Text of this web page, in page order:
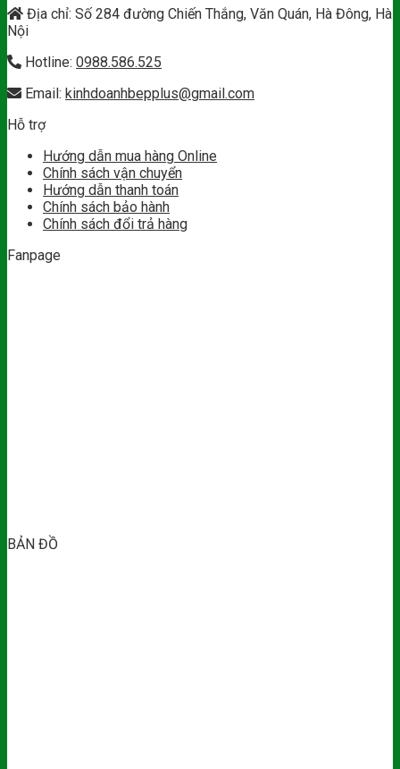
Địa chỉ: Số 284 đường Chiến Thắng, Văn Quán, Hà Đông, Hà
Nội
Hotline: 0988.586.525
Email: kinhdoanhbepplus@gmail.com
Hỗ trợ
Hướng dẫn mua hàng Online
Chính sách vận chuyển
Hướng dẫn thanh toán
Chính sách bảo hành
Chính sách đổi trả hàng
Fanpage
BẢN ĐỒ